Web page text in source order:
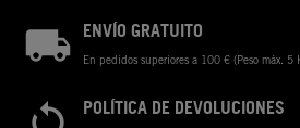
ENVÍO GRATUITO
En pedidos superiores a 100 € (Peso máx. 5
POLÍTICA DE DEVOLUCIONES